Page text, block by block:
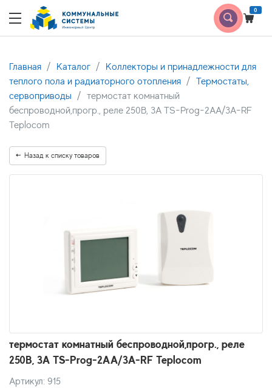
0
Главная Каталог
Коллекторы и принадлежности для
теплого пола и радиаторного отопления
Термостаты,
сервоприводы
термостат комнатный
беспроводной,прогр., реле 250В, 3А TS-Prog-2AA/3A-RF
Teplocom
Назад к списку товаров
термостат комнатный беспроводной,прогр., реле
250В, 3А TS-Prog-2AA/3A-RF Teplocom
Артикул: 915